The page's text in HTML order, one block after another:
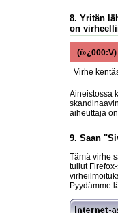
8. Yritän
on
(ï»¿000:V)
Virhe
Aineistossa
aiheuttaja
9. Saan
Tämä virhe
tullut
Pyydämme